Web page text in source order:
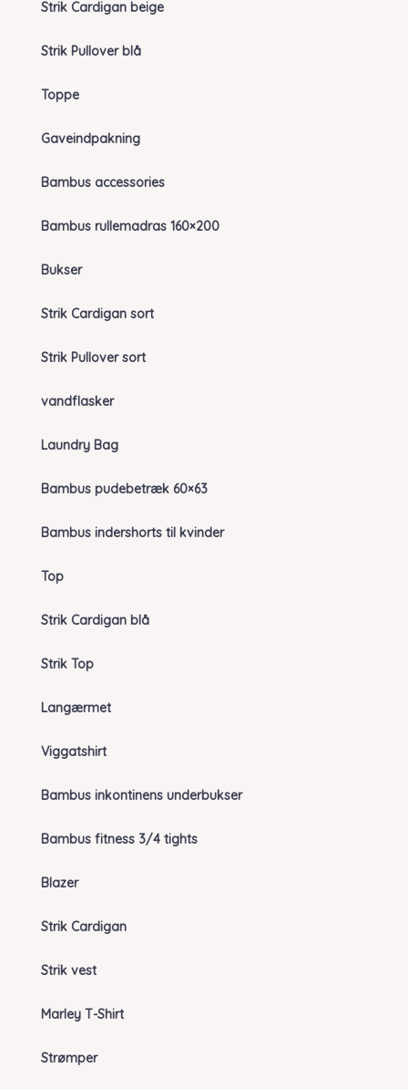
Strik Cardigan beige
Strik Pullover blå
Toppe
Gaveindpakning
Bambus accessories
Bambus rullemadras 160×200
Bukser
Strik Cardigan sort
Strik Pullover sort
vandflasker
Laundry Bag
Bambus pudebetræk 60×63
Bambus indershorts til kvinder
Top
Strik Cardigan blå
Strik Top
Langærmet
Viggatshirt
Bambus inkontinens underbukser
Bambus fitness 3/4 tights
Blazer
Strik Cardigan
Strik vest
Marley T-Shirt
Strømper